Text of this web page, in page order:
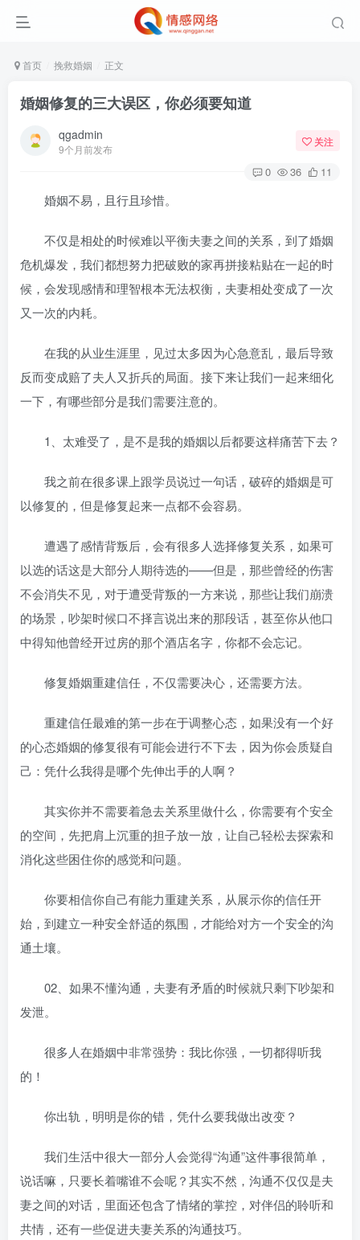
首页 挽救婚姻 正文
婚姻修复的三大误区，你必须要知道
qgadmin
9个月前发布
关注
0 36 11
婚姻不易，且行且珍惜。
不仅是相处的时候难以平衡夫妻之间的关系，到了婚姻
危机爆发，我们都想努力把破败的家再拼接粘贴在一起的时
候，会发现感情和理智根本无法权衡，夫妻相处变成了一次
又一次的内耗。
在我的从业生涯里，见过太多因为心急意乱，最后导致
反而变成赔了夫人又折兵的局面。接下来让我们一起来细化
一下，有哪些部分是我们需要注意的。
1、太难受了，是不是我的婚姻以后都要这样痛苦下去？
我之前在很多课上跟学员说过一句话，破碎的婚姻是可
以修复的，但是修复起来一点都不会容易。
遭遇了感情背叛后，会有很多人选择修复关系，如果可
以选的话这是大部分人期待选的——但是，那些曾经的伤害
不会消失不见，对于遭受背叛的一方来说，那些让我们崩溃
的场景，吵架时候口不择言说出来的那段话，甚至你从他口
中得知他曾经开过房的那个酒店名字，你都不会忘记。
修复婚姻重建信任，不仅需要决心，还需要方法。
重建信任最难的第一步在于调整心态，如果没有一个好
的心态婚姻的修复很有可能会进行不下去，因为你会质疑自
己：凭什么我得是哪个先伸出手的人啊？
其实你并不需要着急去关系里做什么，你需要有个安全
的空间，先把肩上沉重的担子放一放，让自己轻松去探索和
消化这些困住你的感觉和问题。
你要相信你自己有能力重建关系，从展示你的信任开
始，到建立一种安全舒适的氛围，才能给对方一个安全的沟
通土壤。
02、如果不懂沟通，夫妻有矛盾的时候就只剩下吵架和
发泄。
很多人在婚姻中非常强势：我比你强，一切都得听我
的！
你出轨，明明是你的错，凭什么要我做出改变？
我们生活中很大一部分人会觉得“沟通”这件事很简单，
说话嘛，只要长着嘴谁不会呢？其实不然，沟通不仅仅是夫
妻之间的对话，里面还包含了情绪的掌控，对伴侣的聆听和
共情，还有一些促进夫妻关系的沟通技巧。